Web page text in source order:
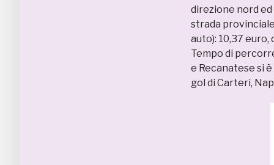
direzione nord
strada
auto): 10,37
Tempo di
e Recanatese si
gol di Carteri,